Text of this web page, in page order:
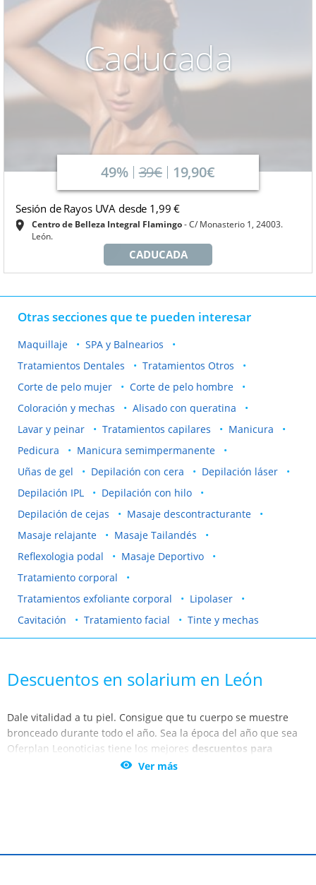
Caducada
49% 39€ 19,90€
Sesión de Rayos UVA desde 1,99 €
Centro de Belleza Integral Flamingo C/ Monasterio 1, 24003.
León.
CADUCADA
Otras secciones que te pueden interesar
Maquillaje
SPA y Balnearios
Tratamientos Dentales
Tratamientos Otros
Corte de pelo mujer
Corte de pelo hombre
Coloración y mechas
Alisado con queratina
Lavar y peinar
Tratamientos capilares
Manicura
Pedicura
Manicura semimpermanente
Uñas de gel
Depilación con cera
Depilación láser
Depilación IPL
Depilación con hilo
Depilación de cejas
Masaje descontracturante
Masaje relajante
Masaje Tailandés
Reflexologia podal
Masaje Deportivo
Tratamiento corporal
Tratamientos exfoliante corporal
Lipolaser
Cavitación
Tratamiento facial Tinte y mechas
Descuentos en solarium en León
Dale vitalidad a tu piel. Consigue que tu cuerpo se muestre
bronceado durante todo el año. Sea la época del año que sea
Oferplan Leonoticias tiene los mejores descuentos para
solariums en León y Ponferrada.Cuida tu imagen en los
en bronceado corporal y facial. Benefíciate de las mejores
 Ver más